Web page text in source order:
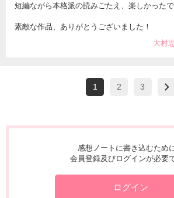
短編ながら本格派の読みごたえ、楽しかったで
素敵な作品、ありがとうございました！
大村
1 2 3
感想ノートに書き込むため
会員登録及びログインが必要
ログイン